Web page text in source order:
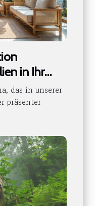
in Ihr
das in unserer
präsenter